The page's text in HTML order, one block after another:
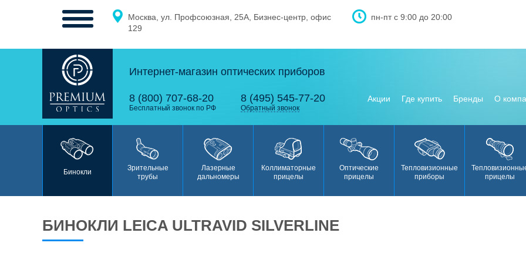
Москва, ул. Профсоюзная, 25А, Бизнес-центр, офис
129
пн-пт с 9:00 до 20:00
Интернет-магазин оптических приборов
8 (800) 707-68-20
Бесплатный звонок по РФ
8 (495) 545-77-20
Обратный звонок
Акции Где купить Бренды О
Бинокли
Зрительные
трубы
Лазерные
дальномеры
Коллиматорные
прицелы
Оптические
прицелы
Тепловизионные
приборы
прицелы
БИНОКЛИ LEICA ULTRAVID SILVERLINE